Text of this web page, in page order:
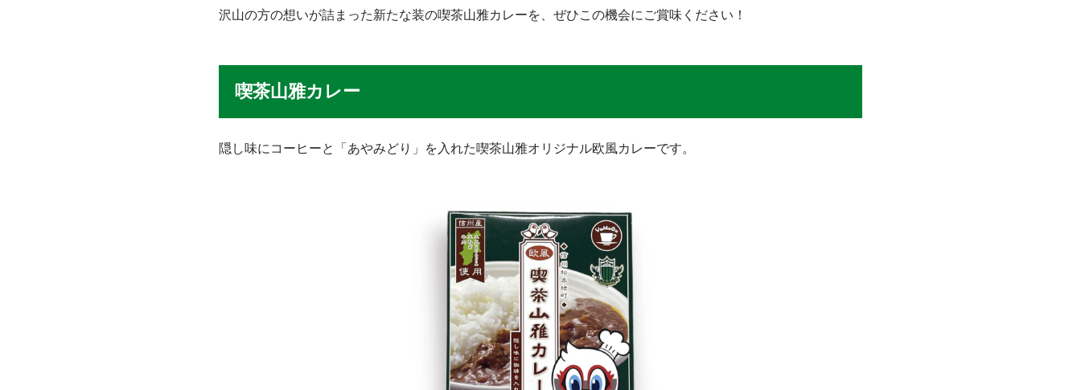
沢山の方の想いが詰まった新たな装の喫茶山雅カレーを、ぜひこの機会にご賞味ください！
喫茶山雅カレー
隠し味にコーヒーと「あやみどり」を入れた喫茶山雅オリジナル欧風カレーです。